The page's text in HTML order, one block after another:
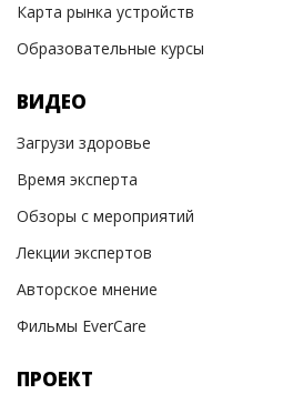
Карта рынка устройств
Образовательные курсы
ВИДЕО
Загрузи здоровье
Время эксперта
Обзоры с мероприятий
Лекции экспертов
Авторское мнение
Фильмы EverCare
ПРОЕКТ